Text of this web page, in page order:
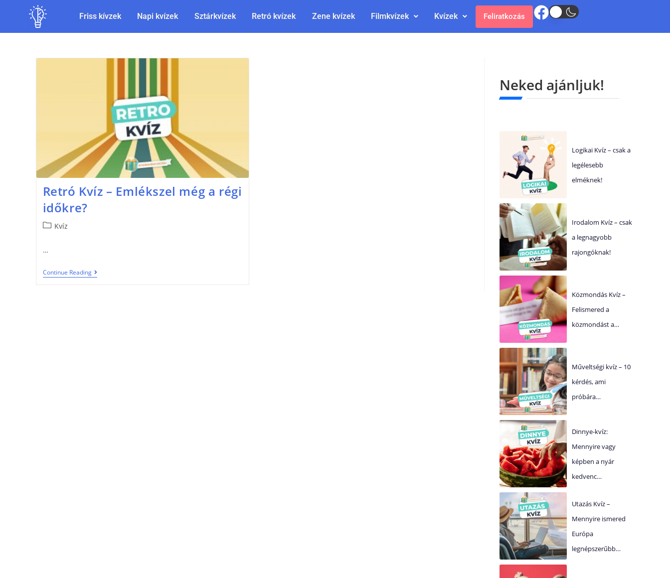
Friss kívzek Napi kvízek Sztárkvízek Retró kvízek Zene kvízek Filmkvízek Kvízek Feliratkozás
Retró Kvíz – Emlékszel még a régi
időkre?
Kvíz
…
Continue Reading
Neked ajánljuk!
Logikai Kvíz – csak a
legélesebb
elméknek!
Irodalom Kvíz – csak
a legnagyobb
rajongóknak!
Közmondás Kvíz –
Felismered a
közmondást a…
Műveltségi kvíz – 10
kérdés, ami
próbára…
Dinnye-kvíz:
Mennyire vagy
képben a nyár
kedvenc…
Utazás Kvíz –
Mennyire ismered
Európa
legnépszerűbb…